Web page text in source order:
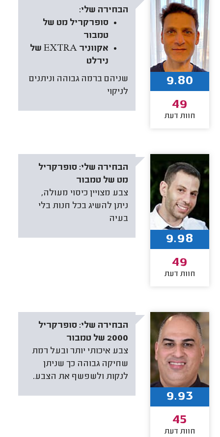
הבחירה שלי:
סופרקריל מט של
טמבור
אקווניר EXTRA של
נירלט
שניהם ברמה גבוהה וניתנים
לניקוי
9.80
49
חוות דעת
הבחירה שלי: סופרקריל
מט של טמבור
צבע מצויין כיסוי מעולה,
ניתן להשיג בכל חנות בלי
בעיה
9.98
49
חוות דעת
הבחירה שלי: סופרקריל
2000 של טמבור
צבע איכותי יותר ובעל רמת
שחיקה גבוהה כך שניתן
לנקות ולשפשף את הצבע.
9.93
45
חוות דעת